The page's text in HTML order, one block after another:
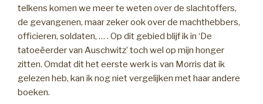
telkens komen we meer te weten over de slachtoffers,
de gevangenen, maar zeker ook over de machthebbers,
officieren, soldaten, … . Op dit gebied blijf ik in ‘De
tatoeëerder van Auschwitz’ toch wel op mijn honger
zitten. Omdat dit het eerste werk is van Morris dat ik
gelezen heb, kan ik nog niet vergelijken met haar andere
boeken.